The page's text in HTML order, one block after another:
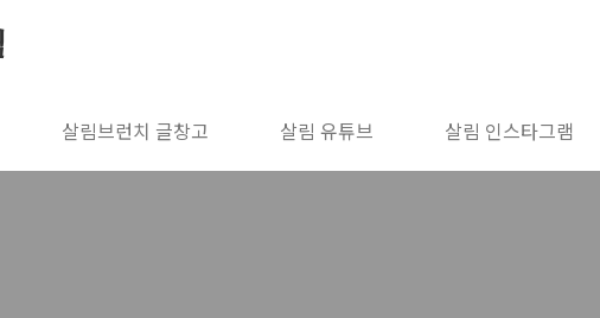
살림브런치 글창고 살림 유튜브 살림 인스타그램